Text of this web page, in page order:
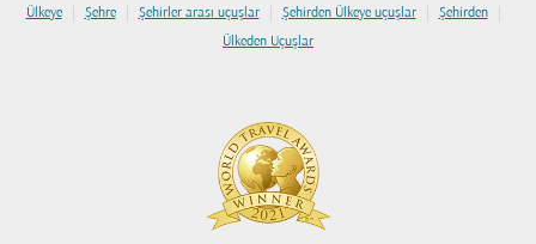
Ülkeye | Şehre | Şehirler arası uçuşlar | Şehirden Ülkeye uçuşlar | Şehirden |
Ülkeden Uçuşlar